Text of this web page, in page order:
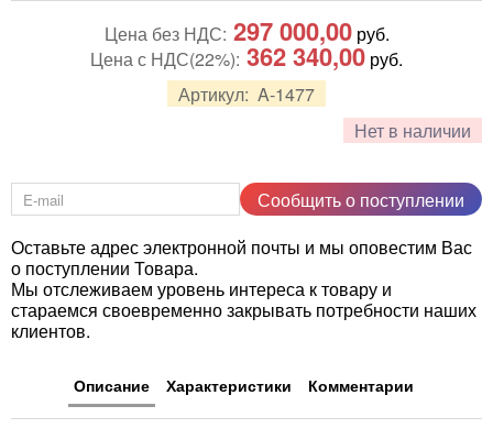
Артикул: A-1477
Нет в наличии
Цена без НДС: 297 000,00руб.
Цена с НДС(22%): 362 340,00 руб.
Сообщить о поступлении
Оставьте адрес электронной почты и мы оповестим Вас
о поступлении Товара.
Мы отслеживаем уровень интереса к товару и
стараемся своевременно закрывать потребности наших
клиентов.
Описание Характеристики Комментарии